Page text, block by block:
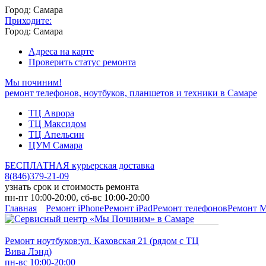
Город: Самара
Приходите:
Город: Самара
Адреса на карте
Проверить статус ремонта
Мы починим!
ремонт телефонов, ноутбуков, планшетов и техники в Самаре
ТЦ Аврора
ТЦ Максидом
ТЦ Апельсин
ЦУМ Самара
БЕСПЛАТНАЯ курьерская доставка
8(846)379-21-09
узнать срок и стоимость ремонта
пн-пт 10:00-20:00, сб-вс 10:00-20:00
Главная
Ремонт iPhoneРемонт iPadРемонт телефоновРемонт
Ремонт ноутбуков:ул. Каховская 21 (рядом с ТЦ
Вива Лэнд)
пн-вс 10:00-20:00